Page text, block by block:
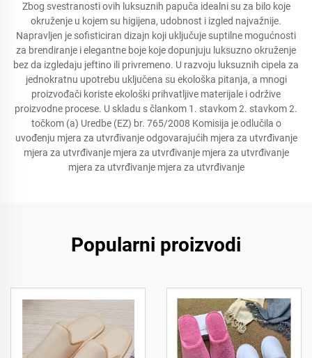
Zbog svestranosti ovih luksuznih papuča idealni su za bilo koje
okruženje u kojem su higijena, udobnost i izgled najvažnije.
Napravljen je sofisticiran dizajn koji uključuje suptilne mogućnosti
za brendiranje i elegantne boje koje dopunjuju luksuzno okruženje
bez da izgledaju jeftino ili privremeno. U razvoju luksuznih cipela za
jednokratnu upotrebu uključena su ekološka pitanja, a mnogi
proizvođači koriste ekološki prihvatljive materijale i održive
proizvodne procese. U skladu s člankom 1. stavkom 2. stavkom 2.
točkom (a) Uredbe (EZ) br. 765/2008 Komisija je odlučila o
uvođenju mjera za utvrđivanje odgovarajućih mjera za utvrđivanje
mjera za utvrđivanje mjera za utvrđivanje mjera za utvrđivanje
mjera za utvrđivanje mjera za utvrđivanje
Popularni proizvodi